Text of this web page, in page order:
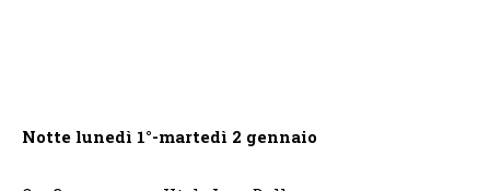
Notte lunedì 1°-martedì 2 gennaio